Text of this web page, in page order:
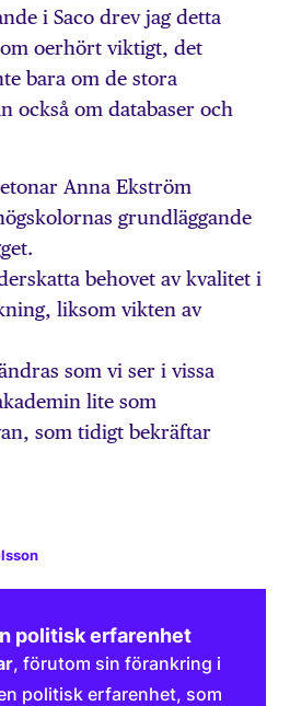
i Saco drev jag detta
oerhört viktigt, det
bara om de stora
också om databaser och
Anna Ekström
grundläggande
behovet av kvalitet i
liksom vikten av
som vi ser i vissa
lite som
som tidigt bekräftar
politisk erfarenhet
, förutom sin förankring i
politisk erfarenhet, som